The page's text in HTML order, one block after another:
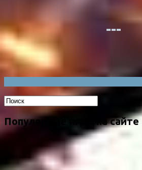
Популярные игры на сайте